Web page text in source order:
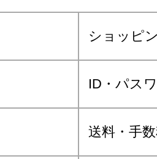
ショッピ
ID・パス
送料・手